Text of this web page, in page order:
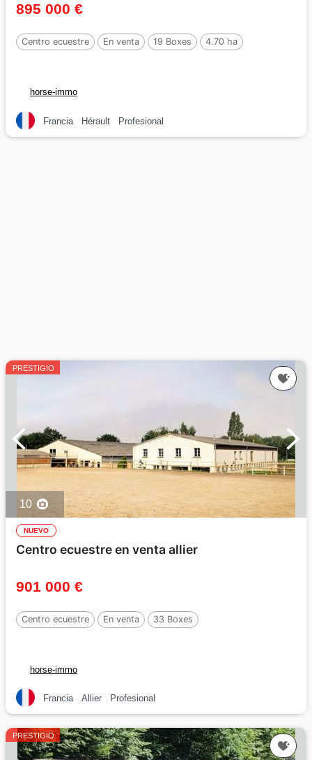
895 000 €
Centro ecuestre En venta 19 Boxes 4.70 ha
horse-immo
Francia Hérault Profesional
PRESTIGIO
10
NUEVO
Centro ecuestre en venta allier
901 000 €
Centro ecuestre En venta 33 Boxes
horse-immo
Francia Allier Profesional
PRESTIGIO